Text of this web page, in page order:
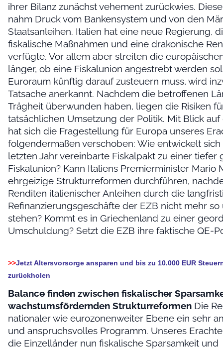
ihrer Bilanz zunächst vehement zurückwies.
nahm Druck vom Bankensystem und von den
Staatsanleihen. Italien hat eine neue Regierung,
fiskalische Maßnahmen und eine drakonische
verfügte. Vor allem aber streiten die
länger, ob eine Fiskalunion angestrebt werden
Euroraum künftig darauf zusteuern muss, wird
Tatsache anerkannt. Nachdem die betroffenen
Trägheit überwunden haben, liegen die Risiken
tatsächlichen Umsetzung der Politik. Mit Blick
hat sich die Fragestellung für Europa unseres
folgendermaßen verschoben: Wie entwickelt
letzten Jahr vereinbarte Fiskalpakt zu einer tiefer
Fiskalunion? Kann Italiens Premierminister Mario
ehrgeizige Strukturreformen durchführen,
Renditen italienischer Anleihen durch die
Refinanzierungsgeschäfte der EZB nicht mehr
stehen? Kommt es in Griechenland zu einer
Umschuldung? Setzt die EZB ihre faktische QE-
>>Jetzt Altersvorsorge ansparen und bis zu 10.000 EUR
zurückholen
Balance finden zwischen fiskalischer
wachstumsfördernden Strukturreformen Die
nationaler wie eurozonenweiter Ebene ein sehr
und anspruchsvolles Programm. Unseres
die Einzelländer nun fiskalische Sparsamkeit und